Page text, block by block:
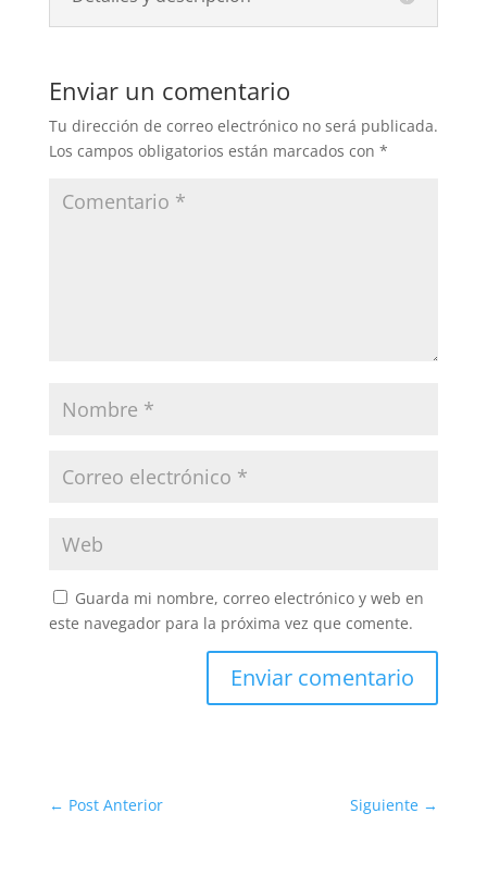
Enviar un comentario
Tu dirección de correo electrónico no será publicada.
Los campos obligatorios están marcados con *
Guarda mi nombre, correo electrónico y web en
este navegador para la próxima vez que comente.
Enviar comentario
← Post Anterior Siguiente →